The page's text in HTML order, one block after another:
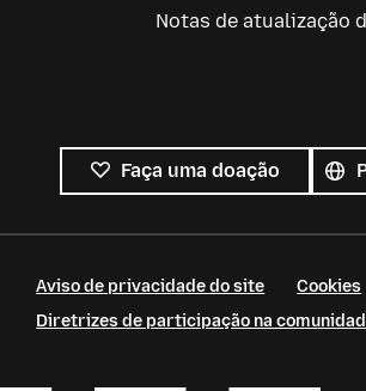
Notas de atualização
Faça uma doação
os
Idioma
Aviso de privacidade do site Cookies
Diretrizes de participação na